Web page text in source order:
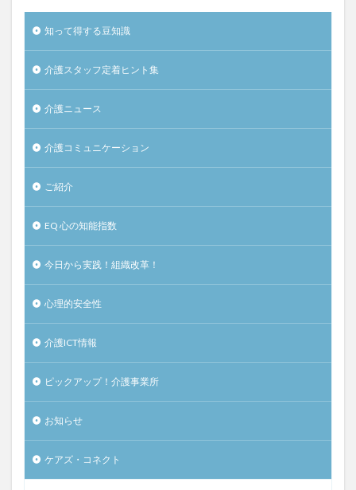
知って得する豆知識
介護スタッフ定着ヒント集
介護ニュース
介護コミュニケーション
ご紹介
EQ 心の知能指数
今日から実践！組織改革！
心理的安全性
介護ICT情報
ピックアップ！介護事業所
お知らせ
ケアズ・コネクト